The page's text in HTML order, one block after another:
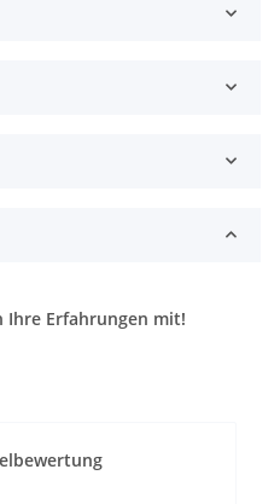
Ihre Erfahrungen mit!